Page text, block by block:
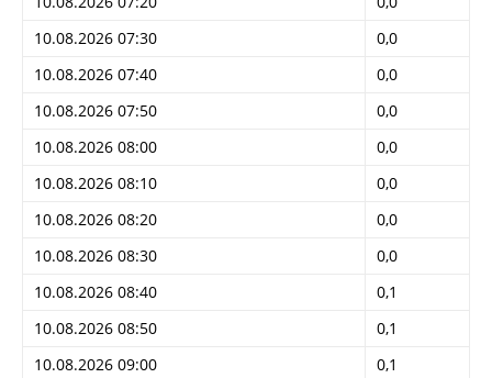
10.08.2026 07:30
0,0
10.08.2026 07:40
0,0
10.08.2026 07:50
0,0
10.08.2026 08:00
0,0
10.08.2026 08:10
0,0
10.08.2026 08:20
0,0
10.08.2026 08:30
0,0
10.08.2026 08:40
0,1
10.08.2026 08:50
0,1
10.08.2026 09:00
0,1